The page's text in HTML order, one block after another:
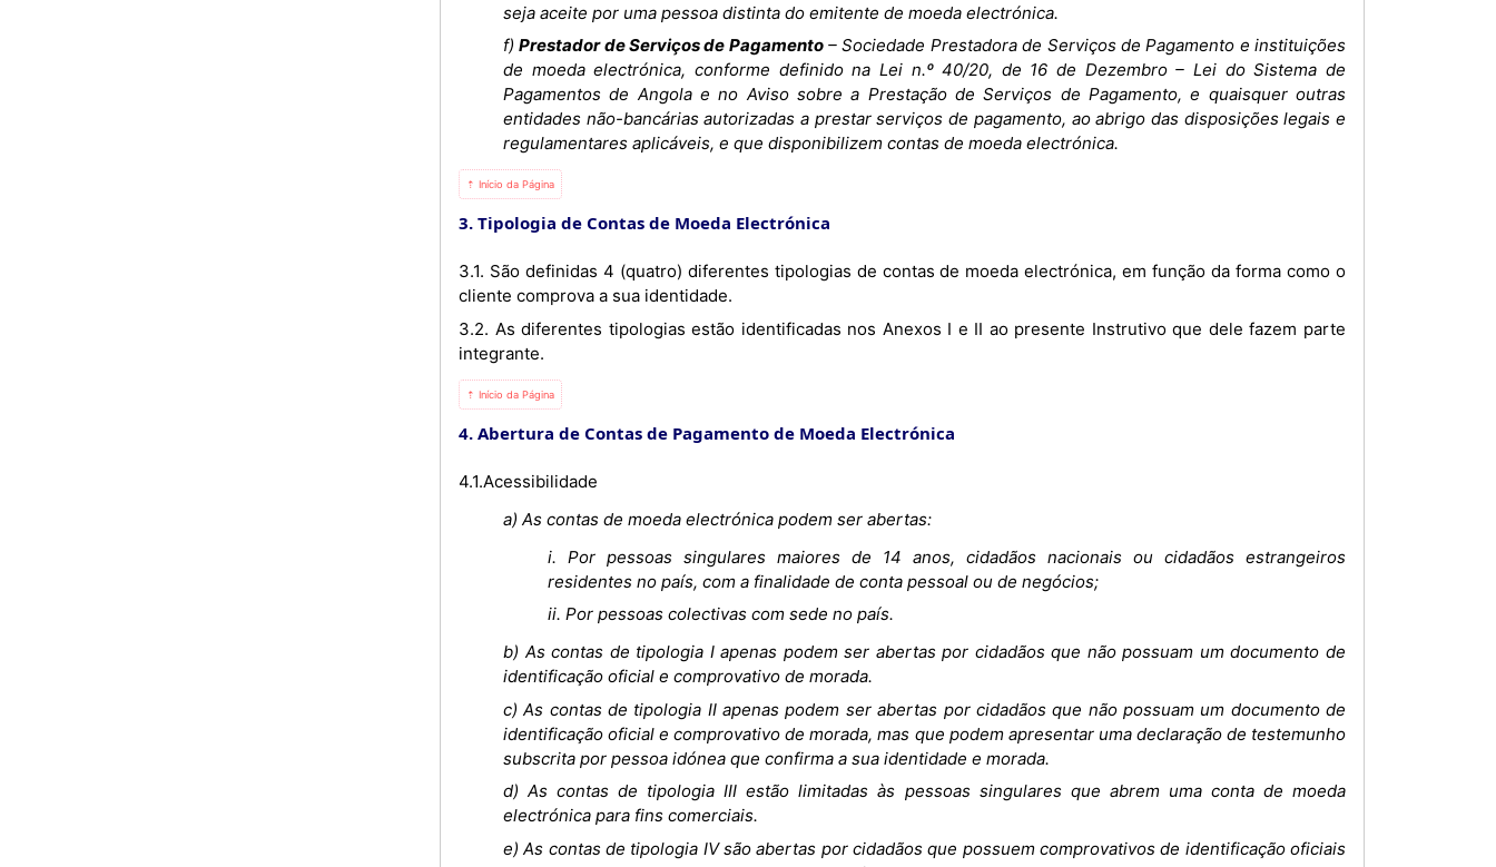
seja aceite por uma pessoa distinta do emitente de moeda electrónica.
f)Prestador de Serviços de Pagamento– Sociedade Prestadora de Serviços de Pagamento e instituições
de moeda electrónica, conforme definido na Lei n.º 40/20, de 16 de Dezembro – Lei do Sistema de
Pagamentos de Angola e no Aviso sobre a Prestação de Serviços de Pagamento, e quaisquer outras
entidades não-bancárias autorizadas a prestar serviços de pagamento, ao abrigo das disposições legais e
regulamentares aplicáveis, e que disponibilizem contas de moeda electrónica.
⇡ Início da Página
3. Tipologia de Contas de Moeda Electrónica
3.1. São definidas 4 (quatro) diferentes tipologias de contas de moeda electrónica, em função da forma como o
cliente comprova a sua identidade.
3.2. As diferentes tipologias estão identificadas nos Anexos I e II ao presente Instrutivo que dele fazem parte
integrante.
⇡ Início da Página
4. Abertura de Contas de Pagamento de Moeda Electrónica
4.1.Acessibilidade
a) As contas de moeda electrónica podem ser abertas:
i. Por pessoas singulares maiores de 14 anos, cidadãos nacionais ou cidadãos estrangeiros
residentes no país, com a finalidade de conta pessoal ou de negócios;
ii. Por pessoas colectivas com sede no país.
b) As contas de tipologia I apenas podem ser abertas por cidadãos que não possuam um documento de
identificação oficial e comprovativo de morada.
c) As contas de tipologia II apenas podem ser abertas por cidadãos que não possuam um documento de
identificação oficial e comprovativo de morada, mas que podem apresentar uma declaração de testemunho
subscrita por pessoa idónea que confirma a sua identidade e morada.
d) As contas de tipologia III estão limitadas às pessoas singulares que abrem uma conta de moeda
electrónica para fins comerciais.
e) As contas de tipologia IV são abertas por cidadãos que possuem comprovativos de identificação oficiais